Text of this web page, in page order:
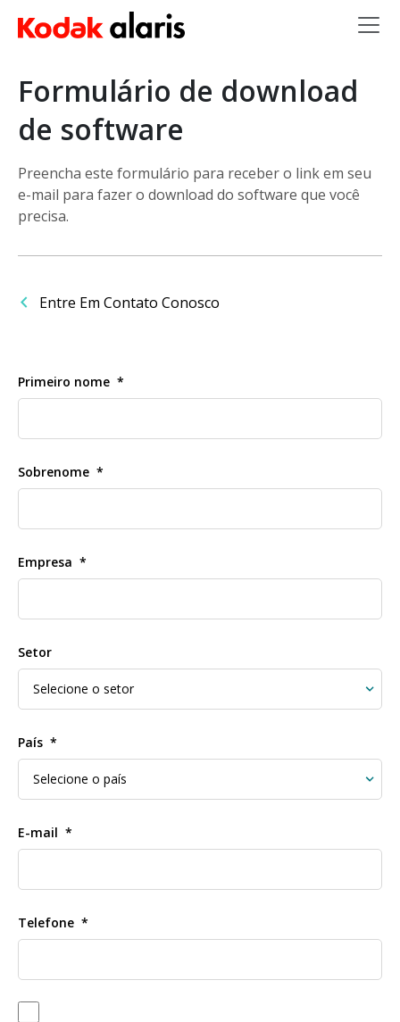
Skip to main content
Formulário de download
de software
Preencha este formulário para receber o link em seu
e-mail para fazer o download do software que você
precisa.
Entre Em Contato Conosco
Primeiro nome
Sobrenome
Empresa
Setor
País
E-mail
Telefone